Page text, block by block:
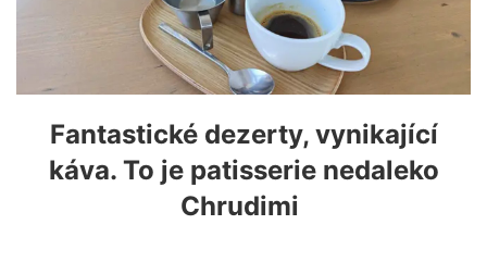
Fantastické dezerty, vynikající
káva. To je patisserie nedaleko
Chrudimi